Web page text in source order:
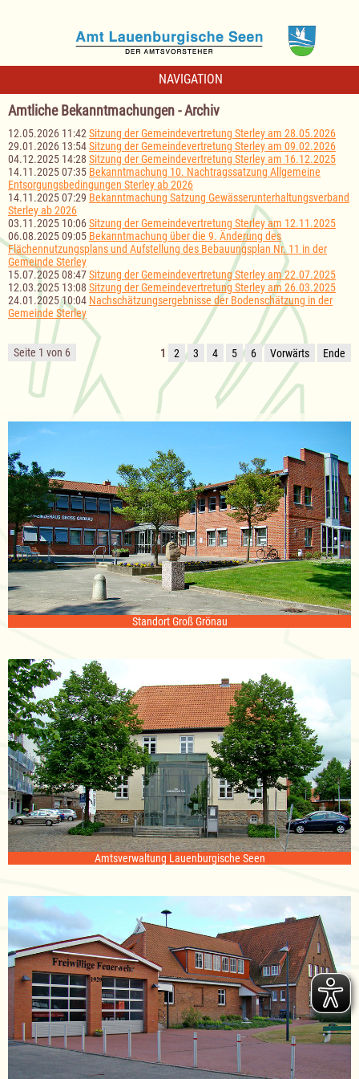
NAVIGATION
Amtliche Bekanntmachungen - Archiv
12.05.2026 11:42 Sitzung der Gemeindevertretung Sterley am 28.05.2026
29.01.2026 13:54Sitzung der Gemeindevertretung Sterley am 09.02.2026
04.12.2025 14:28 Sitzung der Gemeindevertretung Sterley am 16.12.2025
14.11.2025 07:35 Bekanntmachung 10. Nachtragssatzung Allgemeine
Entsorgungsbedingungen Sterley ab 2026
14.11.2025 07:29 Bekanntmachung Satzung Gewässerunterhaltungsverband
Sterley ab 2026
03.11.2025 10:06Sitzung der Gemeindevertretung Sterley am 12.11.2025
06.08.2025 09:05 Bekanntmachung über die 9. Änderung des
Flächennutzungsplans und Aufstellung des Bebauungsplan Nr. 11 in der
Gemeinde Sterley
15.07.2025 08:47Sitzung der Gemeindevertretung Sterley am 22.07.2025
12.03.2025 13:08 Sitzung der Gemeindevertretung Sterley am 26.03.2025
24.01.2025 10:04 Nachschätzungsergebnisse der Bodenschätzung in der
Gemeinde Sterley
Seite 1 von 6 1 2 3 4 5 6 Vorwärts Ende
Standort Groß Grönau
Amtsverwaltung Lauenburgische Seen